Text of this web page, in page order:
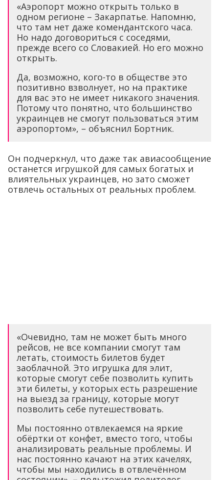
«Аэропорт можно открыть только в
одном регионе – Закарпатье. Напомню,
что там нет даже комендантского часа.
Но надо договориться с соседями,
прежде всего со Словакией. Но его можно
открыть.
Да, возможно, кого-то в обществе это
позитивно взволнует, но на практике
для вас это не имеет никакого значения.
Потому что понятно, что большинство
украинцев не смогут пользоваться этим
аэропортом», – объяснил Бортник.
Он подчеркнул, что даже так авиасообщение
останется игрушкой для самых богатых и
влиятельных украинцев, но зато сможет
отвлечь остальных от реальных проблем.
«Очевидно, там не может быть много
рейсов, не все компании смогут там
летать, стоимость билетов будет
заоблачной. Это игрушка для элит,
которые смогут себе позволить купить
эти билеты, у которых есть разрешение
на выезд за границу, которые могут
позволить себе путешествовать.
Мы постоянно отвлекаемся на яркие
обёртки от конфет, вместо того, чтобы
анализировать реальные проблемы. И
нас постоянно качают на этих качелях,
чтобы мы находились в отвлечённом